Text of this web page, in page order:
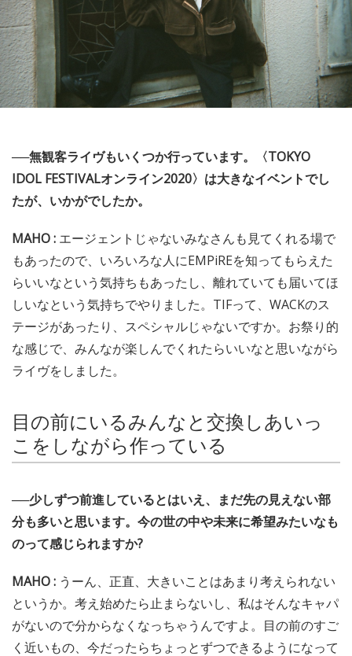
──無観客ライヴもいくつか行っています。〈TOKYO
IDOL FESTIVALオンライン2020〉は大きなイベントでし
たが、いかがでしたか。
MAHO : エージェントじゃないみなさんも見てくれる場で
もあったので、いろいろな人にEMPiREを知ってもらえた
らいいなという気持ちもあったし、離れていても届いてほ
しいなという気持ちでやりました。TIFって、WACKのス
テージがあったり、スペシャルじゃないですか。お祭り的
な感じで、みんなが楽しんでくれたらいいなと思いながら
ライヴをしました。
目の前にいるみんなと交換しあいっ
こをしながら作っている
──少しずつ前進しているとはいえ、まだ先の見えない部
分も多いと思います。今の世の中や未来に希望みたいなも
のって感じられますか?
MAHO : うーん、正直、大きいことはあまり考えられない
というか。考え始めたら止まらないし、私はそんなキャパ
がないので分からなくなっちゃうんですよ。目の前のすご
く近いもの、今だったらちょっとずつできるようになって